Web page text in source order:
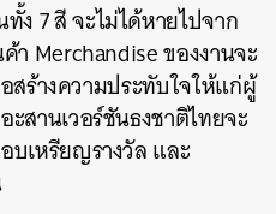
ง 7 สี จะไม่ได้หายไปจาก
า Merchandise ของงานจะ
สร้างความประทับใจให้แก่ผู้
สานเวอร์ชันธงชาติไทยจะ
บเหรียญรางวัล และ
LINE EMAIL